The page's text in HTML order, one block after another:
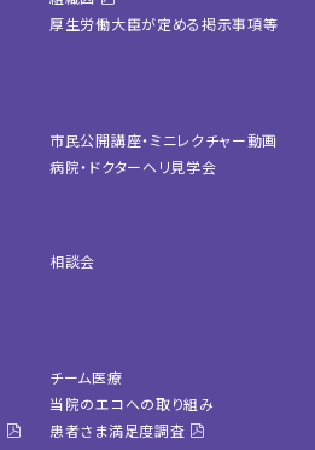
厚生労働大臣が定める掲示事項等
市民公開講座・ミニレクチャー動画
病院・ドクターヘリ見学会
相談会
チーム医療
当院のエコへの取り組み
患者さま満足度調査